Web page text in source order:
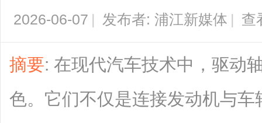
2026-06-07 | 发布者: 浦江新媒体 | 查
摘要: 在现代汽车技术中，驱动
色。它们不仅是连接发动机与